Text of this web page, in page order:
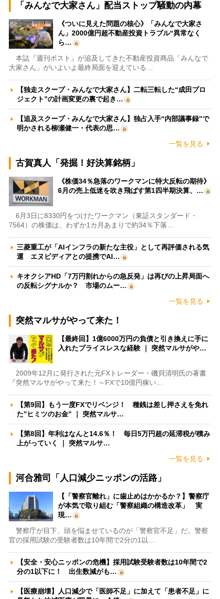
「みんなで大家さん」配当ストップ騒動の内幕
《ついに見えた問題の核心》「みんなで大家さ
ん」2000億円超不動産投資トラブル“異常なく
ら…
本誌『週刊ポスト』が追及してきた不動産投資商品「みんなで
大家さん」がいよいよ最終局面を迎えている…
【独走スクープ・みんなで大家さん】二転三転した“成田プロ
ジェクト”の計画変更の裏で起き…
【追及スクープ・みんなで大家さん】独占入手“内部議事録”で
明かされる柳瀬健一・代表の思…
一覧を見る
古賀真人「発掘！好決算銘柄」
《株価34％急落のワークマンに特大反転の期待》
6月の売上低迷を吹き飛ばす第1四半期決算、…
6月3日に8330円をつけたワークマン（東証スタンダード・
7564）の株価は、わずか1カ月あまりで約34％下落…
三菱重工が「AIインフラの新たな主役」として再評価される気
運 エヌビディアとの提携でAI…
キオクシアHD「7万円割れからの急反発」は再びの上昇局面へ
の反転シグナルか？ 市場のムー…
一覧を見る
突然マルサがやって来た！
【最終回】1億6000万円の負債と引き換えに手に
入れたプライスレスな経験 ｜ 突然マルサがや…
2009年12月に発行された元FXトレーダー・磯貝清明氏の著書
『突然マルサがやって来た！～FXで10億円稼い…
【第9回】もう一度FXでリベンジ！ 種銭は差し押さえを免れ
た”ヒミツのお金” ｜ 突然マルサ…
【第8回】年利はなんと14.6％！ 毎日5万円超の延滞税が積み
上がっていく ｜ 突然マルサ…
一覧を見る
河合雅司「人口減少ニッポンの活路」
【「警察官離れ」に歯止めはかかるか？】警察庁
が本気で取り組む「警察組織の構造改革」 実
現…
警察庁が目下、頭を悩ませているのが「警察官不足」だ。警察
官の採用試験の受験者数は10年間で2分の1以…
【安全・安心ニッポンの危機】採用試験受験者数は10年間で2
分の1以下に！ 出生数減がも…
【医療崩壊】人口減少で「医師不足」に加えて「患者不足」に